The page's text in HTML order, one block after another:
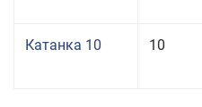
Катанка 10 10